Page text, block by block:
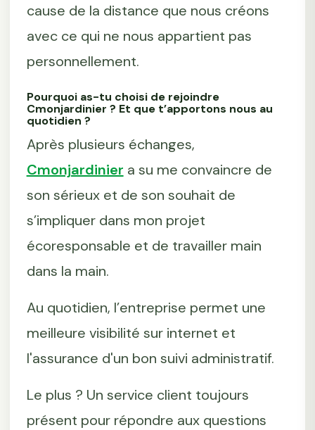
cause de la distance que nous créons
avec ce qui ne nous appartient pas
personnellement.
Pourquoi as-tu choisi de rejoindre
Cmonjardinier ? Et que t’apportons nous au
quotidien ?
Après plusieurs échanges,
Cmonjardinier a su me convaincre de
son sérieux et de son souhait de
s’impliquer dans mon projet
écoresponsable et de travailler main
dans la main.
Au quotidien, l’entreprise permet une
meilleure visibilité sur internet et
l'assurance d'un bon suivi administratif.
Le plus ? Un service client toujours
présent pour répondre aux questions